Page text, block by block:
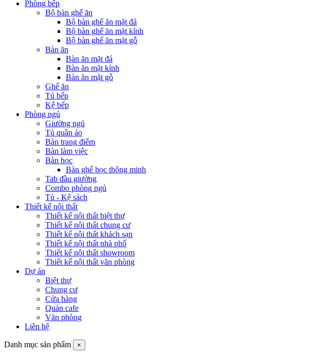
Phòng bếp
Bộ bàn ghế ăn
Bộ bàn ghế ăn mặt đá
Bộ bàn ghế ăn mặt kính
Bộ bàn ghế ăn mặt gỗ
Bàn ăn
Bàn ăn mặt đá
Bàn ăn mặt kính
Bàn ăn mặt gỗ
Ghế ăn
Tủ bếp
Kệ bếp
Phòng ngủ
Giường ngủ
Tủ quần áo
Bàn trang điểm
Bàn làm việc
Bàn học
Bàn ghế học thông minh
Tab đầu giường
Combo phòng ngủ
Tủ - Kệ sách
Thiết kế nội thất
Thiết kế nội thất biệt thự
Thiết kế nội thất chung cư
Thiết kế nội thất khách sạn
Thiết kế nội thất nhà phố
Thiết kế nội thất showroom
Thiết kế nội thất văn phòng
Dự án
Biệt thự
Chung cư
Cửa hàng
Quán cafe
Văn phòng
Liên hệ
Danh mục sản phẩm ×